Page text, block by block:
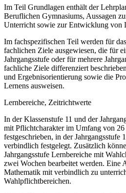
Im Teil Grundlagen enthält der
Beruflichen Gymnasiums, Aussagen
Unterricht sowie zur Entwicklung von
Im fachspezifischen Teil werden für
fachlichen Ziele ausgewiesen, die für
Jahrgangsstufe oder für mehrere
fachliche Ziele differenziert
und Ergebnisorientierung sowie die
Lernens ausweisen.
Lernbereiche, Zeitrichtwerte
In der Klassenstufe 11 und der
mit Pflichtcharakter im Umfang von
festgeschrieben, in der Jahrgangsstufe
verbindlich festgelegt. Zusätzlich
Jahrgangsstufe Lernbereiche mit
zwei Wochen bearbeitet werden. Eine
Mathematik mit verbindlich zu
Wahlpflichtbereichen.